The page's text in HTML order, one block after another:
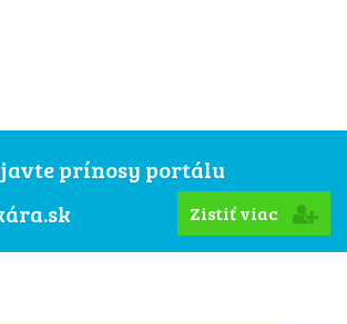
prínosy portálu
Zistiť viac